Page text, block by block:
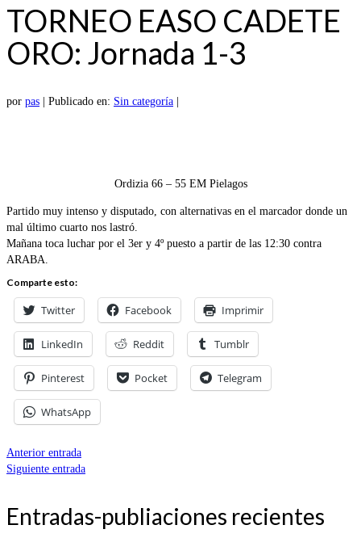
TORNEO EASO CADETE
ORO: Jornada 1-3
por pas Publicado en: Sin categoría
Ordizia 66 – 55 EM Pielagos
Partido muy intenso y disputado, con alternativas en el marcador donde un
mal último cuarto nos lastró.
Mañana toca luchar por el 3er y 4º puesto a partir de las 12:30 contra
ARABA.
Comparte esto:
Twitter Facebook Imprimir
LinkedIn Reddit Tumblr
Pinterest Pocket Telegram
WhatsApp
Anterior entrada
Siguiente entrada
Entradas-publiaciones recientes